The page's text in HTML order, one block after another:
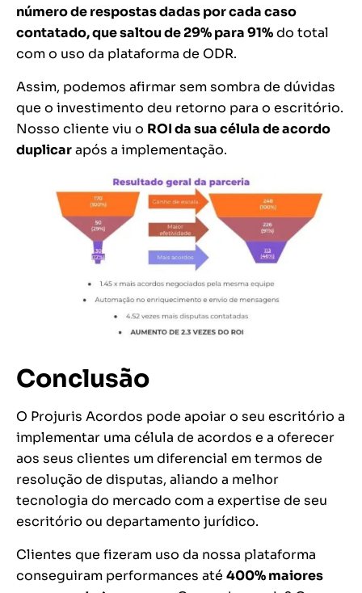
número de respostas dadas por cada caso
contatado, que saltou de 29% para 91%do total
com o uso da plataforma de ODR.
Assim, podemos afirmar sem sombra de dúvidas
que o investimento deu retorno para o escritório.
Nosso cliente viu o ROI da sua célula de acordo
duplicarapós a implementação.
Conclusão
O Projuris Acordos pode apoiar o seu escritório a
implementar uma célula de acordos e a oferecer
aos seus clientes um diferencial em termos de
resolução de disputas, aliando a melhor
tecnologia do mercado com a expertise de seu
escritório ou departamento jurídico.
Clientes que fizeram uso da nossa plataforma
conseguiram performances até 400% maiores